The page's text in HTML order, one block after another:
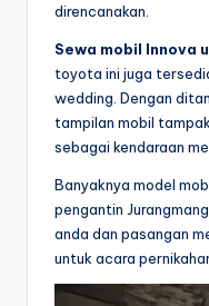
direncanakan.
Sewa mobil Innova
toyota ini juga
wedding. Dengan
tampilan mobil
sebagai kendaraan
Banyaknya model
pengantin
anda dan pasangan
untuk acara